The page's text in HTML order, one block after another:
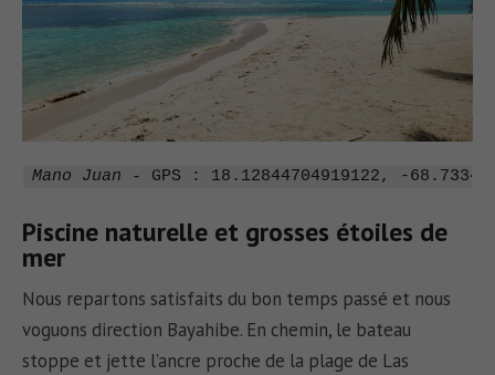
Mano Juan - GPS : 18.12844704919122, -
Piscine naturelle et grosses étoiles de
mer
Nous repartons satisfaits du bon temps passé et nous
voguons direction Bayahibe. En chemin, le bateau
stoppe et jette l’ancre proche de la plage de Las